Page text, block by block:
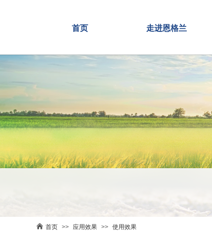
首页 走进恩格兰
首页 >> 应用效果 >> 使用效果